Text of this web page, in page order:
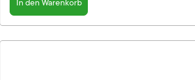
In den Warenkorb